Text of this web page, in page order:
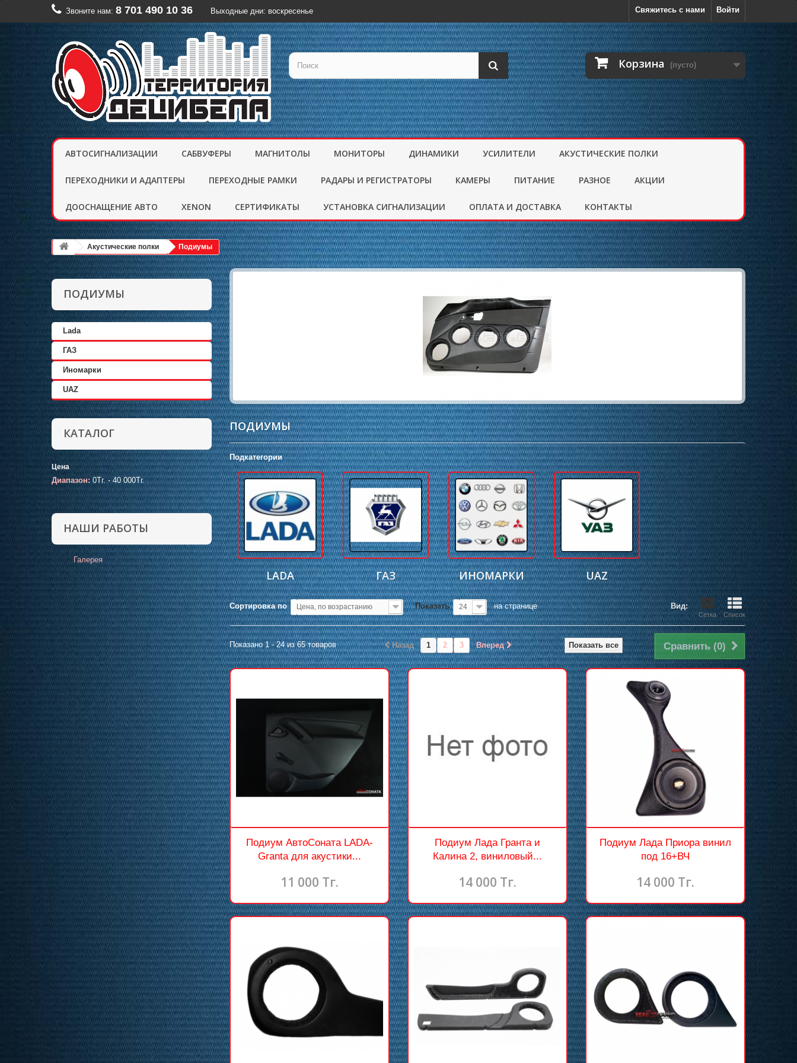
Войти
Свяжитесь с нами
Звоните нам: 8 701 490 10 36 Выходные дни: воскресенье
Корзина (пусто)
АВТОСИГНАЛИЗАЦИИ САБВУФЕРЫ МАГНИТОЛЫ МОНИТОРЫ ДИНАМИКИ УСИЛИТЕЛИ АКУСТИЧЕСКИЕ ПОЛКИ
ПЕРЕХОДНИКИ И АДАПТЕРЫ ПЕРЕХОДНЫЕ РАМКИ РАДАРЫ И РЕГИСТРАТОРЫ КАМЕРЫ ПИТАНИЕ РАЗНОЕ АКЦИИ
ДООСНАЩЕНИЕ АВТО XENON CЕРТИФИКАТЫ УСТАНОВКА СИГНАЛИЗАЦИИ ОПЛАТА И ДОСТАВКА КОНТАКТЫ
Акустические полки Подиумы
ПОДИУМЫ
Lada
ГАЗ
Иномарки
UAZ
КАТАЛОГ
Цена
Диапазон: 0Тг. - 40 000Тг.
НАШИ РАБОТЫ
Галерея
ПОДИУМЫ
Подкатегории
LADA ГАЗ ИНОМАРКИ UAZ
Вид:
Сетка Список
Сортировка по Цена, по возрастанию Показать 24 на странице
Сравнить (0)
Показать все
Назад 1 2 3 Вперед
Показано 1 - 24 из 65 товаров
Подиум АвтоСоната LADA-
Granta для акустики...
11 000 Тг.
Подиум Лада Гранта и
Калина 2, виниловый...
14 000 Тг.
Подиум Лада Приора винил
под 16+ВЧ
14 000 Тг.